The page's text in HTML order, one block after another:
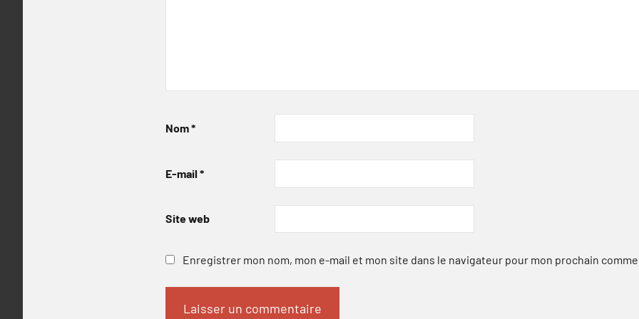
Nom*
E-mail *
Site web
Enregistrer mon nom, mon e-mail et mon site dans le navigateur pour mon prochain